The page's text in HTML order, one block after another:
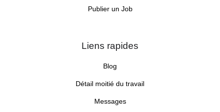
Publier un Job
Liens rapides
Blog
Détail moitié du travail
Messages